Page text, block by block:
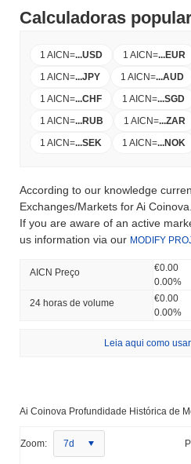
Calculadoras
1 AICN=...USD 1 AICN=...EUR
1 AICN=...JPY 1 AICN=...AUD
1 AICN=...CHF 1 AICN=...SGD
1 AICN=...RUB 1 AICN=...ZAR
1 AICN=...SEK 1 AICN=...NOK
According to our knowledge
Exchanges/Markets for Ai Coinova.
If you are aware of an active
us information via our MODIFY
AICN Preço
€0.00
0.00%
24 horas de volume
€0.00
0.00%
Leia aqui como
Ai Coinova Profundidade Histórica de
Zoom: 7d